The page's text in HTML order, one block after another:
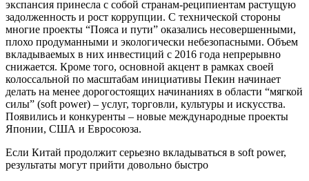
экспансия принесла с собой странам-реципиентам растущую
задолженность и рост коррупции. С технической стороны
многие проекты “Пояса и пути” оказались несовершенными,
плохо продуманными и экологически небезопасными. Объем
вкладываемых в них инвестиций с 2016 года непрерывно
снижается. Кроме того, основной акцент в рамках своей
колоссальной по масштабам инициативы Пекин начинает
делать на менее дорогостоящих начинаниях в области “мягкой
силы” (soft power) – услуг, торговли, культуры и искусства.
Появились и конкуренты – новые международные проекты
Японии, США и Евросоюза.
Если Китай продолжит серьезно вкладываться в soft power,
результаты могут прийти довольно быстро